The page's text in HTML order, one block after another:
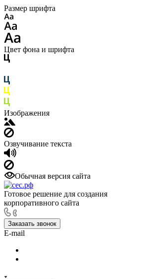
Размер шрифта
Цвет фона и шрифта
Изображения
Озвучивание текста
Обычная версия сайта
Готовое решение для создания
корпоративного сайта
Заказать звонок
E-mail